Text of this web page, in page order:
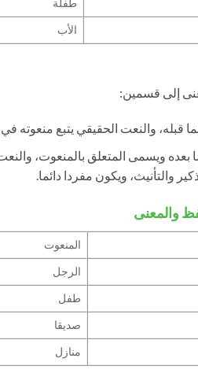
الأب
إلى قسمين:
والنعت الحقيقي يتبع منعوته في
ويسمى المتعلق بالمنعوت، والنعت
والتأنيث، ويكون مفردا دائما.
والمعنى
المنعوت
الرجل
طفل
صديقا
منازل